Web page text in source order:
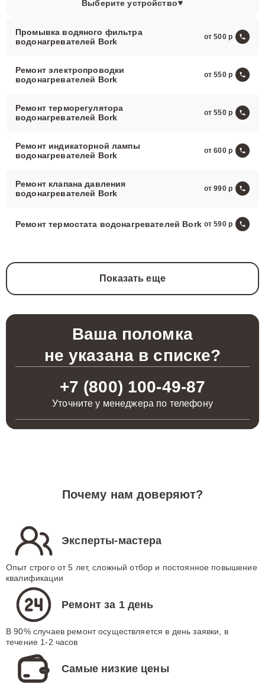
Выберите устройство
Промывка водяного фильтра
водонагревателей Bork
от 500
Ремонт электропроводки
водонагревателей Bork
от 550
Ремонт терморегулятора
водонагревателей Bork
от 550
Ремонт индикаторной лампы
водонагревателей Bork
от 600
Ремонт клапана давления
водонагревателей Bork
от 990
Ремонт термостата водонагревателей Bork от 590
Показать еще
Ваша поломка
не указана в списке?
+7 (800) 100-49-87
Уточните у менеджера по телефону
Почему нам доверяют?
Эксперты-мастера
Опыт строго от 5 лет, сложный отбор и постоянное повышение
квалификации
Ремонт за 1 день
В 90% случаев ремонт осуществляется в день заявки, в
течение 1-2 часов
Самые низкие цены